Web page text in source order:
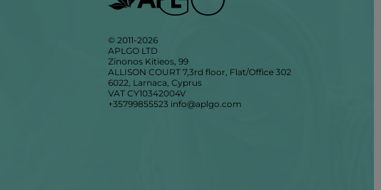
© 2011-2026
APLGO LTD
Zinonos Kitieos, 99
ALLISON COURT 7,3rd floor, Flat/Office 302
6022, Larnaca, Cyprus
VAT CY10342004V
+35799855523 info@aplgo.com